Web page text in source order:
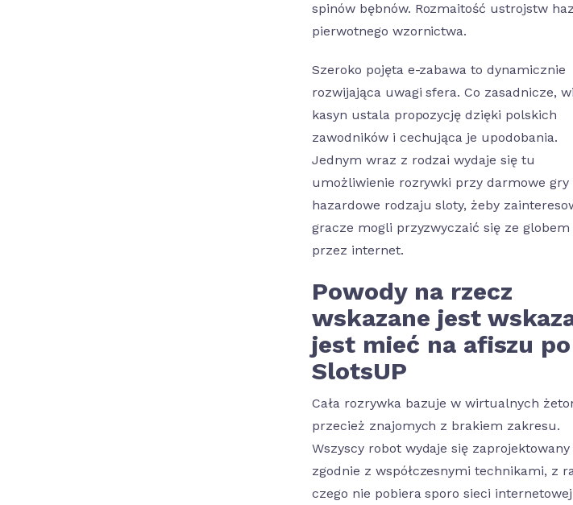
spinów bębnów. Rozmaitość ustrojstw
pierwotnego wzornictwa.
Szeroko pojęta e-zabawa to dynamicznie
rozwijająca uwagi sfera. Co zasadnicze,
kasyn ustala propozycję dzięki polskich
zawodników i cechująca je upodobania.
Jednym wraz z rodzai wydaje się tu
umożliwienie rozrywki przy darmowe gry
hazardowe rodzaju sloty, żeby
gracze mogli przyzwyczaić się ze globem
przez internet.
Powody na rzecz
wskazane jest
jest mieć na afiszu po
SlotsUP
Cała rozrywka bazuje w wirtualnych
przecież znajomych z brakiem zakresu.
Wszyscy robot wydaje się zaprojektowany
zgodnie z współczesnymi technikami, z
czego nie pobiera sporo sieci